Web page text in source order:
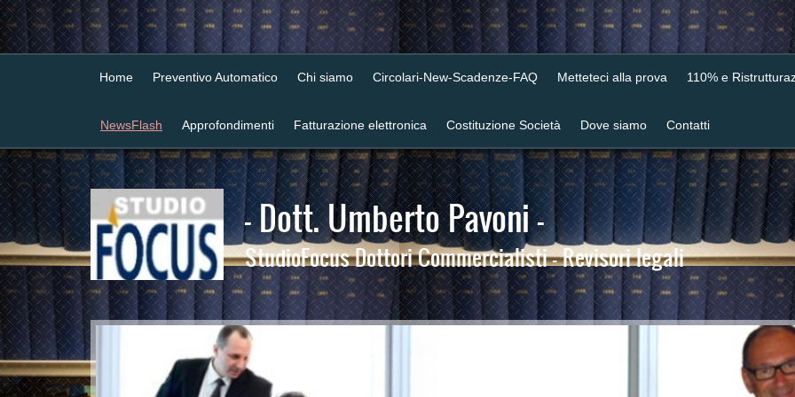
Home Preventivo Automatico Chi siamo Circolari-New-Scadenze-FAQ Metteteci alla prova 110% e
NewsFlash Approfondimenti Fatturazione elettronica Costituzione Società Dove siamo Contatti
- Dott. Umberto Pavoni -
StudioFocus Dottori Commercialisti - Revisori legali